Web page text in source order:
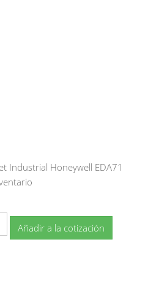
Industrial Honeywell EDA71
Añadir a la cotización